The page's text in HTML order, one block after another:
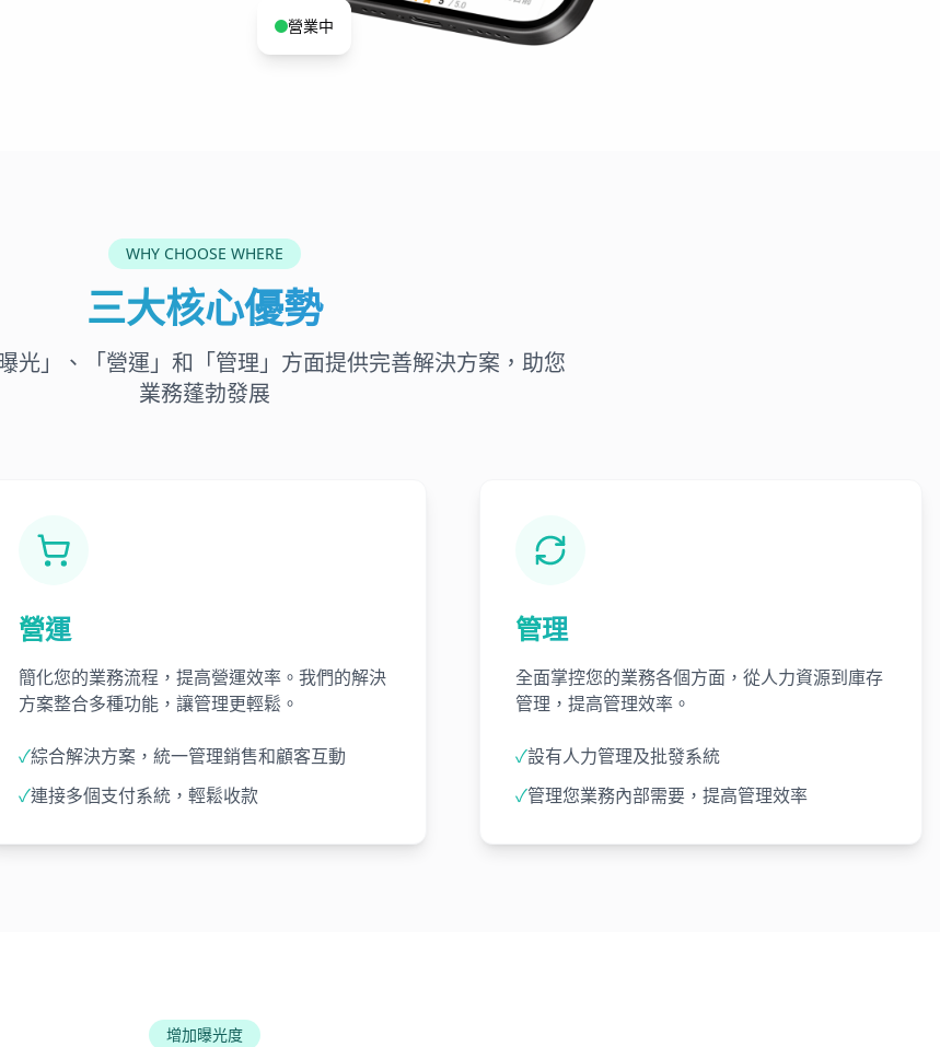
營業中
WHY CHOOSE WHERE
三大核心優勢
光」、「營運」和「管理」方面提供完善解決方案，助您
業務蓬勃發展
營運
簡化您的業務流程，提高營運效率。我們的解決
方案整合多種功能，讓管理更輕鬆。
✓綜合解決方案，統一管理銷售和顧客互動
✓連接多個支付系統，輕鬆收款
管理
全面掌控您的業務各個方面，從人力資源到庫存
管理，提高管理效率。
✓設有人力管理及批發系統
✓管理您業務內部需要，提高管理效率
增加曝光度